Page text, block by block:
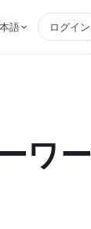
語 ログイン
ワー